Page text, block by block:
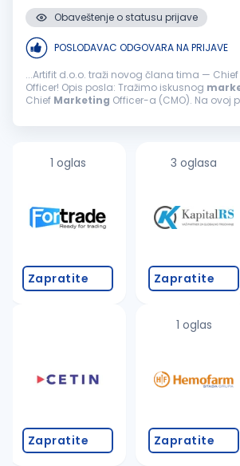
Obaveštenje o statusu prijave
POSLODAVAC ODGOVARA NA PRIJAVE
...Artifit d.o.o. traži novog člana tima — Chief
Officer! Opis posla: Tražimo iskusnog
Chief Marketing Officer-a (CMO). Na ovoj
marketinške
1 oglas
Zapratite
Zapratite
3 oglasa
Zapratite
1 oglas
Zapratite